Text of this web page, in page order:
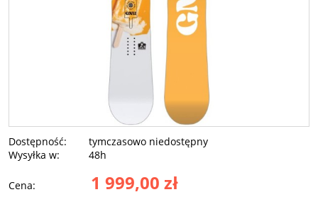
Dostępność:
tymczasowo niedostępny
Wysyłka w:
48h
Cena: 1 999,00 zł